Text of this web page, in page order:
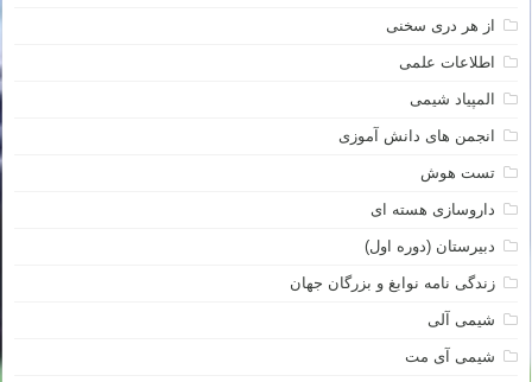
از هر دری سخنی
اطلاعات علمی
المپیاد شیمی
انجمن های دانش آموزی
تست هوش
داروسازی هسته ای
دبیرستان (دوره اول)
زندگی نامه نوابغ و بزرگان جهان
شیمی آلی
شیمی آی مت